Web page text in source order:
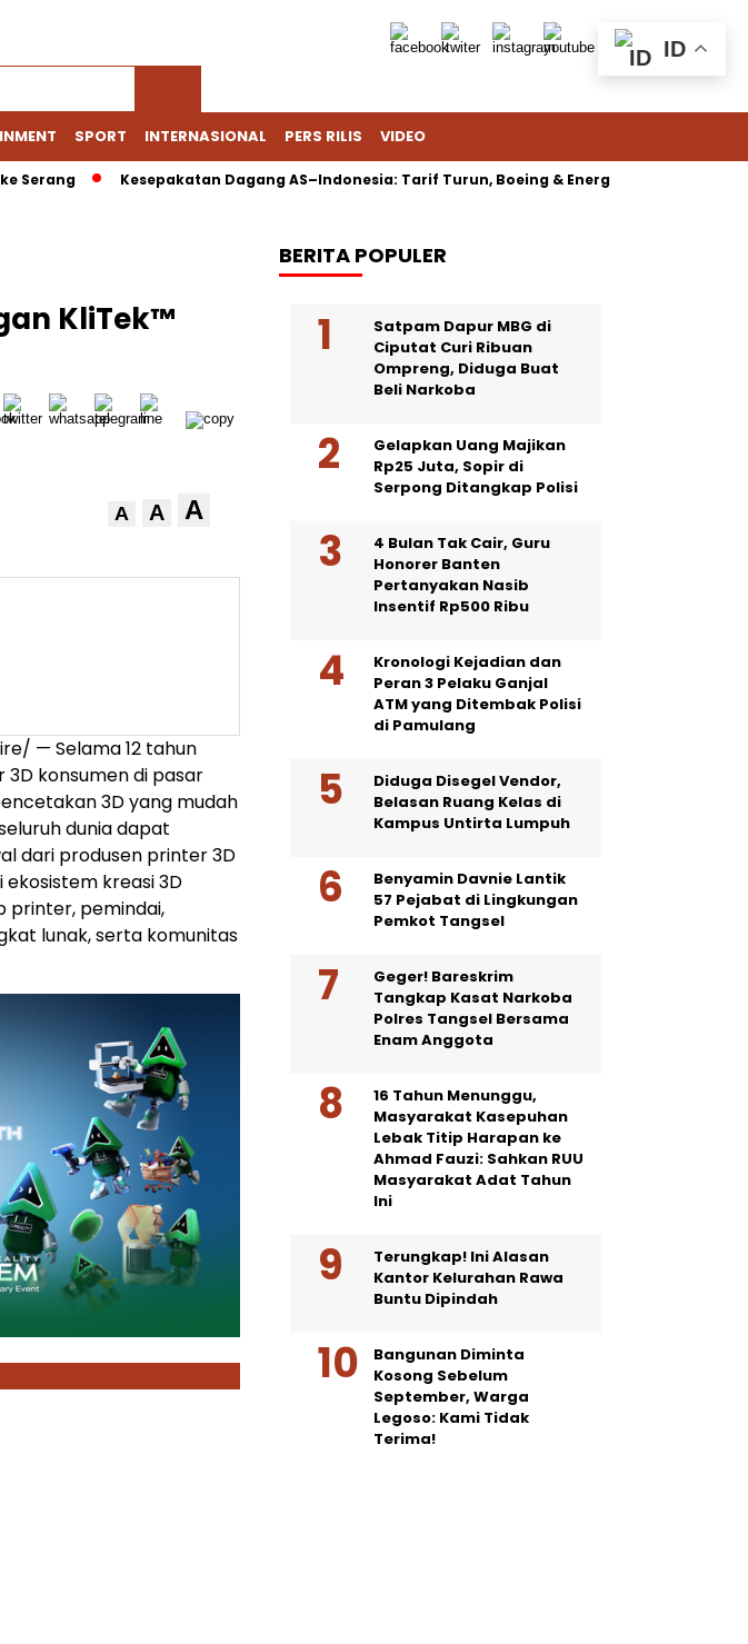
SPORT INTERNASIONAL PERS RILIS VIDEO
Serang Kesepakatan Dagang AS–Indonesia: Tarif Turun, Boeing & Energi Jadi Sorotan
KliTek™
A A A
— Selama 12 tahun
konsumen di pasar
3D yang mudah
dunia dapat
dari produsen printer 3D
kreasi 3D
printer, pemindai,
lunak, serta komunitas
BERITA POPULER
Satpam Dapur MBG di
Ciputat Curi Ribuan
Ompreng, Diduga Buat
Beli Narkoba
Gelapkan Uang Majikan
Rp25 Juta, Sopir di
Serpong Ditangkap Polisi
4 Bulan Tak Cair, Guru
Honorer Banten
Pertanyakan Nasib
Insentif Rp500 Ribu
Kronologi Kejadian dan
Peran 3 Pelaku Ganjal
ATM yang Ditembak Polisi
di Pamulang
Diduga Disegel Vendor,
Belasan Ruang Kelas di
Kampus Untirta Lumpuh
Benyamin Davnie Lantik
57 Pejabat di Lingkungan
Pemkot Tangsel
Geger! Bareskrim
Tangkap Kasat Narkoba
Polres Tangsel Bersama
Enam Anggota
16 Tahun Menunggu,
Masyarakat Kasepuhan
Lebak Titip Harapan ke
Ahmad Fauzi: Sahkan RUU
Masyarakat Adat Tahun
Ini
Terungkap! Ini Alasan
Kantor Kelurahan Rawa
Buntu Dipindah
Bangunan Diminta
Kosong Sebelum
September, Warga
Legoso: Kami Tidak
Terima!
ID